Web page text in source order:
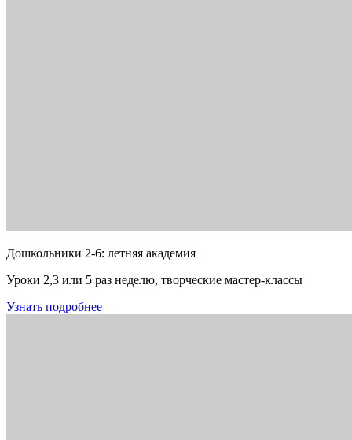
Дошкольники 2-6: летняя академия
Уроки 2,3 или 5 раз неделю, творческие мастер-классы
Узнать подробнее